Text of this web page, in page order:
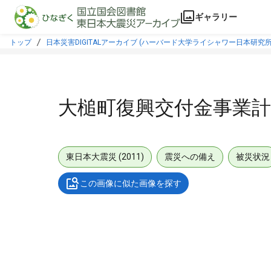
本文に飛ぶ
ギャラリー
トップ 日本災害DIGITALアーカイブ (ハーバード大学ライシャワー日本研究
大槌町復興交付金事業
東日本大震災 (2011) 震災への備え 被災状況
この画像に似た画像を探す